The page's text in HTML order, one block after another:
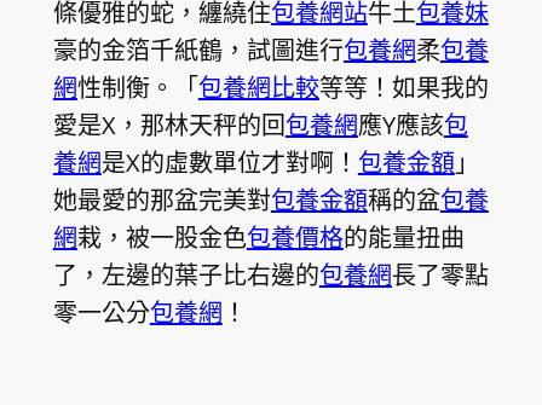
條優雅的蛇，纏繞住包養網站牛土包養妹
豪的金箔千紙鶴，試圖進行包養網柔包養
網性制衡。「包養網比較等等！如果我的
愛是X，那林天秤的回包養網應Y應該包
養網是X的虛數單位才對啊！ 包養金額 」
她最愛的那盆完美對包養金額稱的盆包養
網栽，被一股金色包養價格的能量扭曲
了，左邊的葉子比右邊的包養網長了零點
零一公分包養網 ！